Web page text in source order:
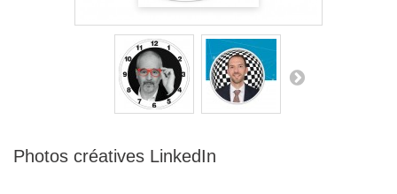
Photos créatives LinkedIn